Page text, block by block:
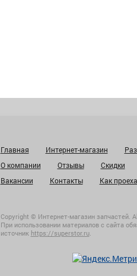
Главная Интернет-магазин
О компании
Отзывы Скидки
Вакансии
Контакты Как
Copyright © Интернет-магазин запчастей.
При использовании материалов с сайта
источник https://superstor.ru.